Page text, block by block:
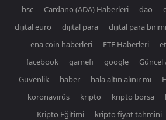
bsc
Cardano (ADA) Haberleri dao
dijital euro
dijital para dijital para birimi
ena coin haberleri
ETF Haberleri
facebook
gamefi google
Güvenlik
haber hala altın alınır mı
koronavirüs
kripto kripto borsa
Kripto Eğitimi
kripto fiyat tahmini